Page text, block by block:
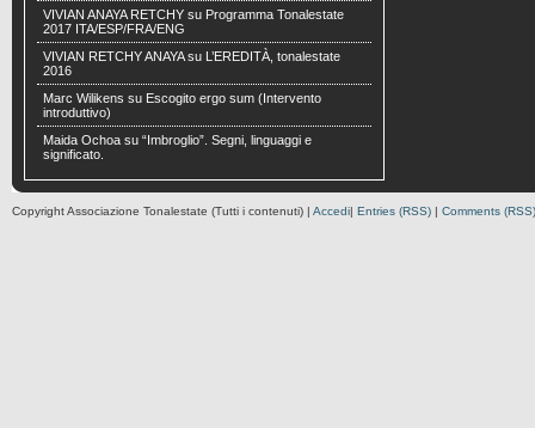
VIVIAN ANAYA RETCHY su Programma Tonalestate
2017 ITA/ESP/FRA/ENG
VIVIAN RETCHY ANAYAsu
L’EREDITÀ, tonalestate
2016
Marc Wilikens su Escogito ergo sum (Intervento
introduttivo)
Maida Ochoa su “Imbroglio”. Segni, linguaggi e
significato.
Copyright Associazione Tonalestate (Tutti i contenuti) | Accedi| Entries (RSS) | Comments (RSS)